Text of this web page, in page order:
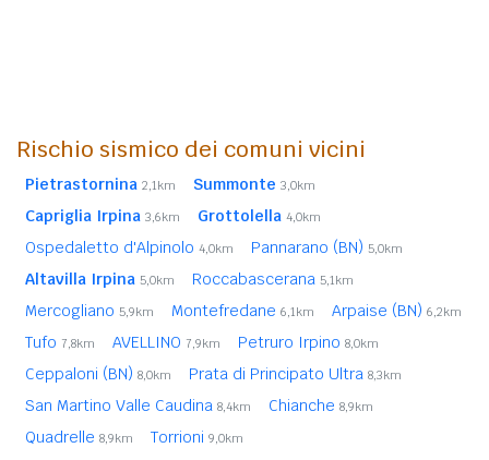
Rischio sismico dei comuni vicini
Pietrastornina 2,1km Summonte 3,0km
Capriglia Irpina 3,6km Grottolella 4,0km
Ospedaletto d'Alpinolo 4,0km Pannarano (BN) 5,0km
Altavilla Irpina 5,0km Roccabascerana 5,1km
Mercogliano 5,9km Montefredane 6,1km Arpaise (BN) 6,2km
Tufo 7,8km AVELLINO 7,9km Petruro Irpino 8,0km
Ceppaloni (BN) 8,0km Prata di Principato Ultra 8,3km
San Martino Valle Caudina 8,4km Chianche 8,9km
Quadrelle 8,9km Torrioni 9,0km